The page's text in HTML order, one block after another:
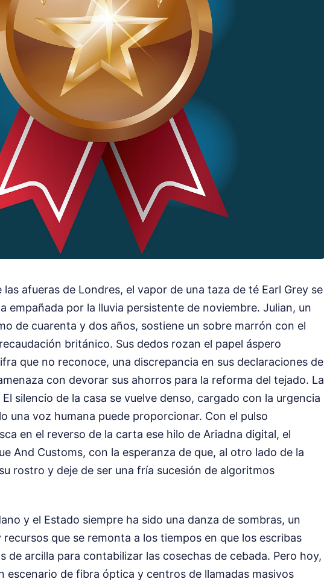
afueras de Londres, el vapor de una taza de té Earl Grey se
empañada por la lluvia persistente de noviembre. Julian, un
de cuarenta y dos años, sostiene un sobre marrón con el
británico. Sus dedos rozan el papel áspero
que no reconoce, una discrepancia en sus declaraciones de
con devorar sus ahorros para la reforma del tejado. La
silencio de la casa se vuelve denso, cargado con la urgencia
una voz humana puede proporcionar. Con el pulso
en el reverso de la carta ese hilo de Ariadna digital, el
And Customs, con la esperanza de que, al otro lado de la
rostro y deje de ser una fría sucesión de algoritmos
y el Estado siempre ha sido una danza de sombras, un
que se remonta a los tiempos en que los escribas
de arcilla para contabilizar las cosechas de cebada. Pero hoy,
escenario de fibra óptica y centros de llamadas masivos